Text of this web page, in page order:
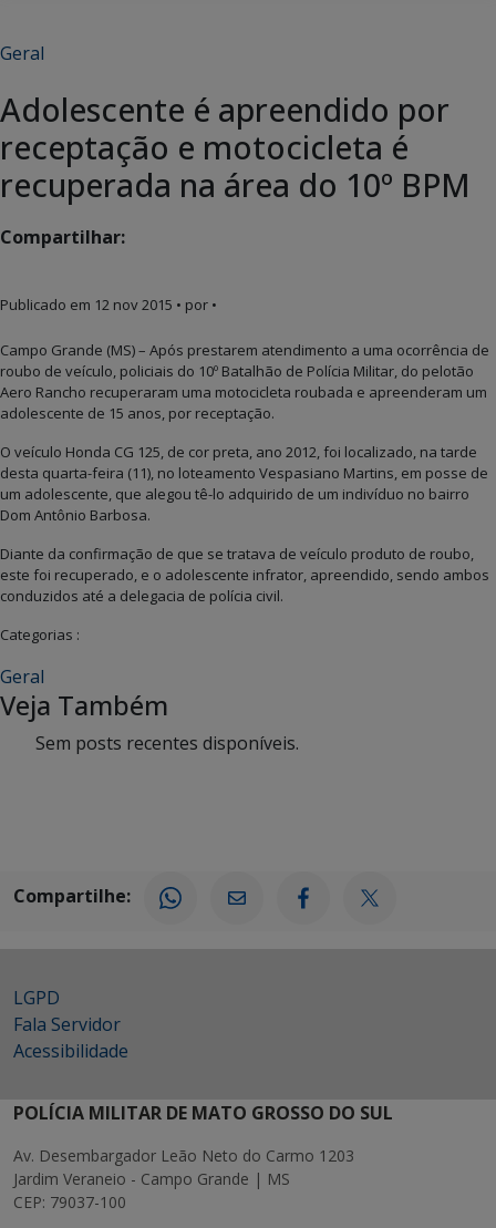
Geral
Adolescente é apreendido por
receptação e motocicleta é
recuperada na área do 10º BPM
Compartilhar:
Publicado em 12 nov 2015 • por •
Campo Grande (MS) – Após prestarem atendimento a uma ocorrência de
roubo de veículo, policiais do 10º Batalhão de Polícia Militar, do pelotão
Aero Rancho recuperaram uma motocicleta roubada e apreenderam um
adolescente de 15 anos, por receptação.
O veículo Honda CG 125, de cor preta, ano 2012, foi localizado, na tarde
desta quarta-feira (11), no loteamento Vespasiano Martins, em posse de
um adolescente, que alegou tê-lo adquirido de um indivíduo no bairro
Dom Antônio Barbosa.
Diante da confirmação de que se tratava de veículo produto de roubo,
este foi recuperado, e o adolescente infrator, apreendido, sendo ambos
conduzidos até a delegacia de polícia civil.
Categorias :
Geral
Veja Também
Sem posts recentes disponíveis.
Compartilhe:
LGPD
Fala Servidor
Acessibilidade
POLÍCIA MILITAR DE MATO GROSSO DO SUL
Av. Desembargador Leão Neto do Carmo 1203
Jardim Veraneio - Campo Grande | MS
CEP: 79037-100